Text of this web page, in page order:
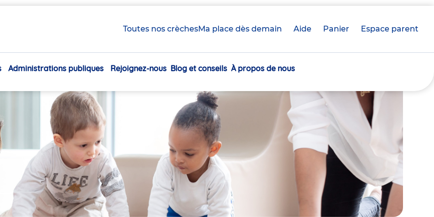
Toutes nos crèchesMa place dès demain Aide Panier crèche(s)
Espace parent
Navigation
Administrations publiques Rejoignez-nous Blog et conseils À propos de nous